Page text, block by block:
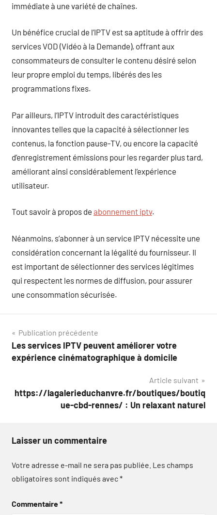
immédiate à une variété de chaînes.
Un bénéfice crucial de l’IPTV est sa aptitude à offrir des
services VOD (Vidéo à la Demande), offrant aux
consommateurs de consulter le contenu désiré selon
leur propre emploi du temps, libérés des les
programmations fixes.
Par ailleurs, l’IPTV introduit des caractéristiques
innovantes telles que la capacité à sélectionner les
contenus, la fonction pause-TV, ou encore la capacité
d’enregistrement émissions pour les regarder plus tard,
améliorant ainsi considérablement l’expérience
utilisateur.
Tout savoir à propos de abonnement iptv.
Néanmoins, s’abonner à un service IPTV nécessite une
considération concernant la légalité du fournisseur. Il
est important de sélectionner des services légitimes
qui respectent les normes de diffusion, pour assurer
une consommation sécurisée.
Navigation
de
Publication précédente
Les services IPTV peuvent améliorer votre
expérience cinématographique à domicile
Article suivant
https://lagalerieduchanvre.fr/boutiques/boutiq
ue-cbd-rennes/ : Un relaxant naturel
Laisser un commentaire
Votre adresse e-mail ne sera pas publiée. Les champs
obligatoires sont indiqués avec*
Commentaire*